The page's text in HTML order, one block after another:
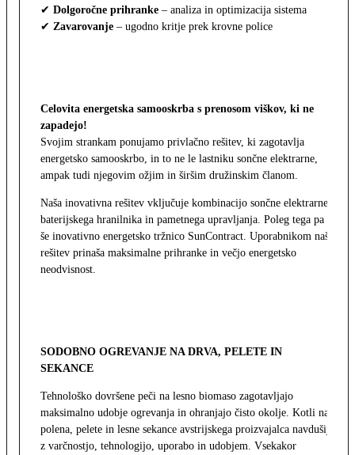
✔ Dolgoročne prihranke – analiza in optimizacija sistema
✔ Zavarovanje – ugodno kritje prek krovne police
Celovita energetska samooskrba s prenosom viškov, ki ne
zapadejo!
Svojim strankam ponujamo privlačno rešitev, ki zagotavlja
energetsko samooskrbo, in to ne le lastniku sončne elektrarne,
ampak tudi njegovim ožjim in širšim družinskim članom.
Naša inovativna rešitev vključuje kombinacijo sončne elektrarne,
baterijskega hranilnika in pametnega upravljanja. Poleg tega pa
še inovativno energetsko tržnico SunContract. Uporabnikom naša
rešitev prinaša maksimalne prihranke in večjo energetsko
neodvisnost.
SODOBNO OGREVANJE NA DRVA, PELETE IN
SEKANCE
Tehnološko dovršene peči na lesno biomaso zagotavljajo
maksimalno udobje ogrevanja in ohranjajo čisto okolje. Kotli na
polena, pelete in lesne sekance avstrijskega proizvajalca navdušijo
z varčnostjo, tehnologijo, uporabo in udobjem. Vsekakor